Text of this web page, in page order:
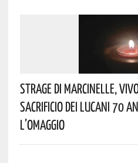
Strage Di Marcinelle,
Sacrificio Dei Lucani 70
L’omaggio